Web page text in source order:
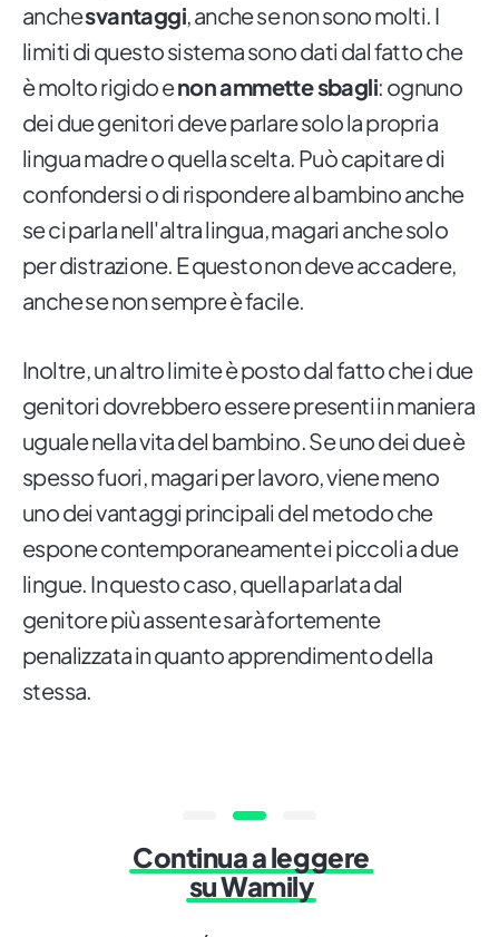
anchesvantaggi, anche se non sono molti. I
limiti di questo sistema sono dati dal fatto che
è molto rigido enon ammette sbagli: ognuno
dei due genitori deve parlare solo la propria
lingua madre o quella scelta. Può capitare di
confondersi o di rispondere al bambino anche
se ci parla nell'altra lingua, magari anche solo
per distrazione. E questo non deve accadere,
anche se non sempre è facile.
Inoltre, un altro limite è posto dal fatto che i due
genitori dovrebbero essere presenti in maniera
uguale nella vita del bambino. Se uno dei due è
spesso fuori, magari per lavoro, viene meno
uno dei vantaggi principali del metodo che
espone contemporaneamente i piccoli a due
lingue. In questo caso, quella parlata dal
genitore più assente sarà fortemente
penalizzata in quanto apprendimento della
stessa.
Continua a leggere
su Wamily